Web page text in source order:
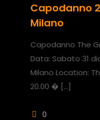
Capodanno
Milano
Capodanno The
Data: Sabato 31
Milano Location:
20.00 � […]
0